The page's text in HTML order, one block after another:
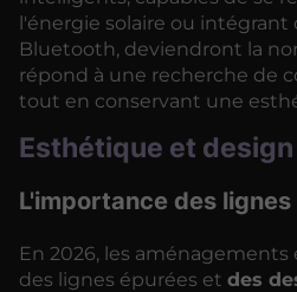
l'énergie solaire ou intégrant
Bluetooth, deviendront la
répond à une recherche de
tout en conservant une
Esthétique et
L'importance des
En 2026, les
des lignes épurées et des